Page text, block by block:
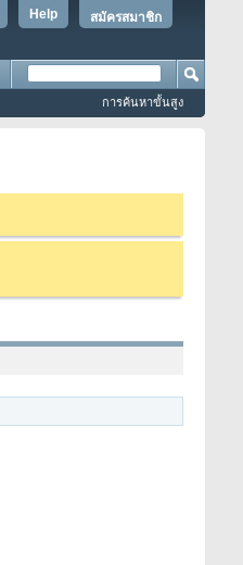
สมัครสมาชิก
Help
การค้นหาขั้นสูง